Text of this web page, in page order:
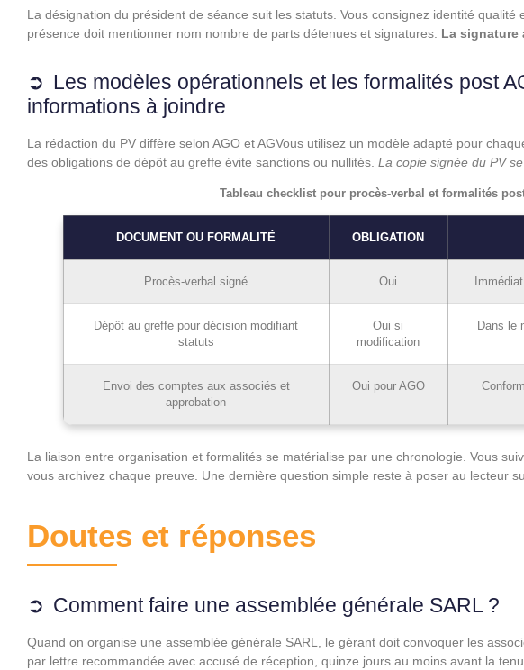
La désignation du président de séance suit les statuts. Vous consignez identité qualité
présence doit mentionner nom nombre de parts détenues et signatures. La signature
Les modèles opérationnels et les formalités post
informations à joindre
La rédaction du PV diffère selon AGO et AGVous utilisez un modèle adapté pour
des obligations de dépôt au greffe évite sanctions ou nullités. La copie signée du PV
Tableau checklist pour procès-verbal et formalités
DOCUMENT OU FORMALITÉ OBLIGATION
Procès-verbal signé Oui
Dépôt au greffe pour décision modifiant
statuts
Oui si
modification
Dans le
Envoi des comptes aux associés et
approbation
Oui pour AGO
La liaison entre organisation et formalités se matérialise par une chronologie. Vous
vous archivez chaque preuve. Une dernière question simple reste à poser au lecteur
Doutes et réponses
Comment faire une assemblée générale SARL ?
Quand on organise une assemblée générale SARL, le gérant doit convoquer les
par lettre recommandée avec accusé de réception, quinze jours au moins avant la